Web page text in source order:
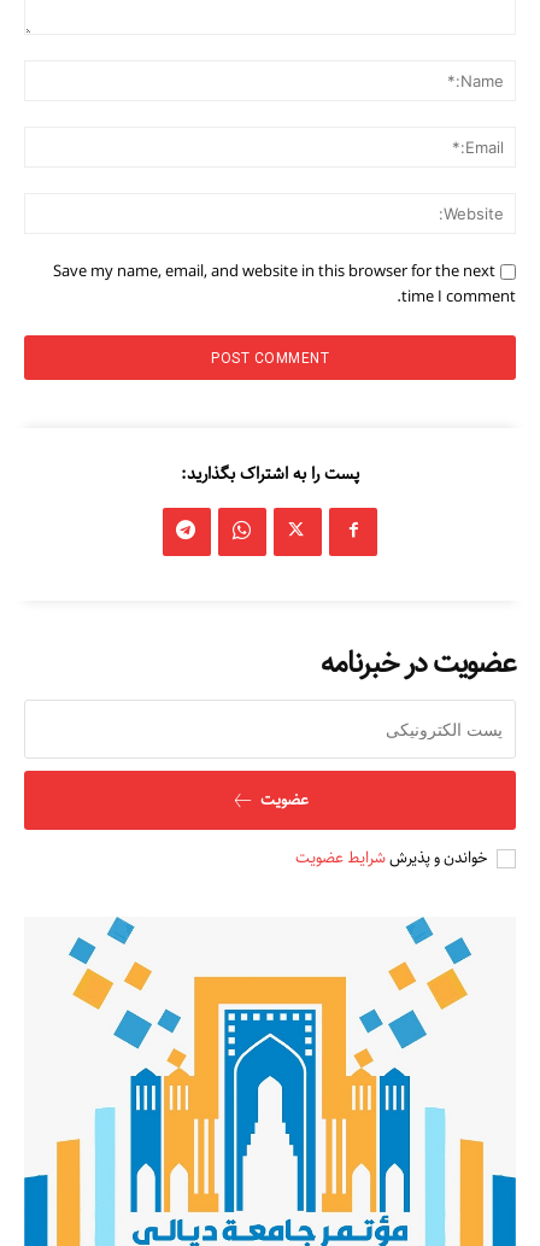
Save my name, email, and website in this browser for the next
time I comment.
پست را به اشتراک بگذارید:
عضویت در خبرنامه
عضویت
خواندن و پذیرششرایط عضویت